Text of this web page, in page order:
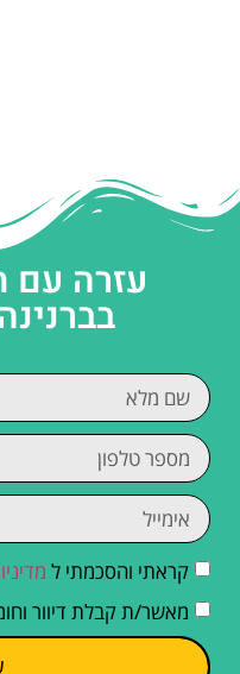
עזרה עם
קראתי והסכמתי ל
מאשר/ת קבלת דיוור